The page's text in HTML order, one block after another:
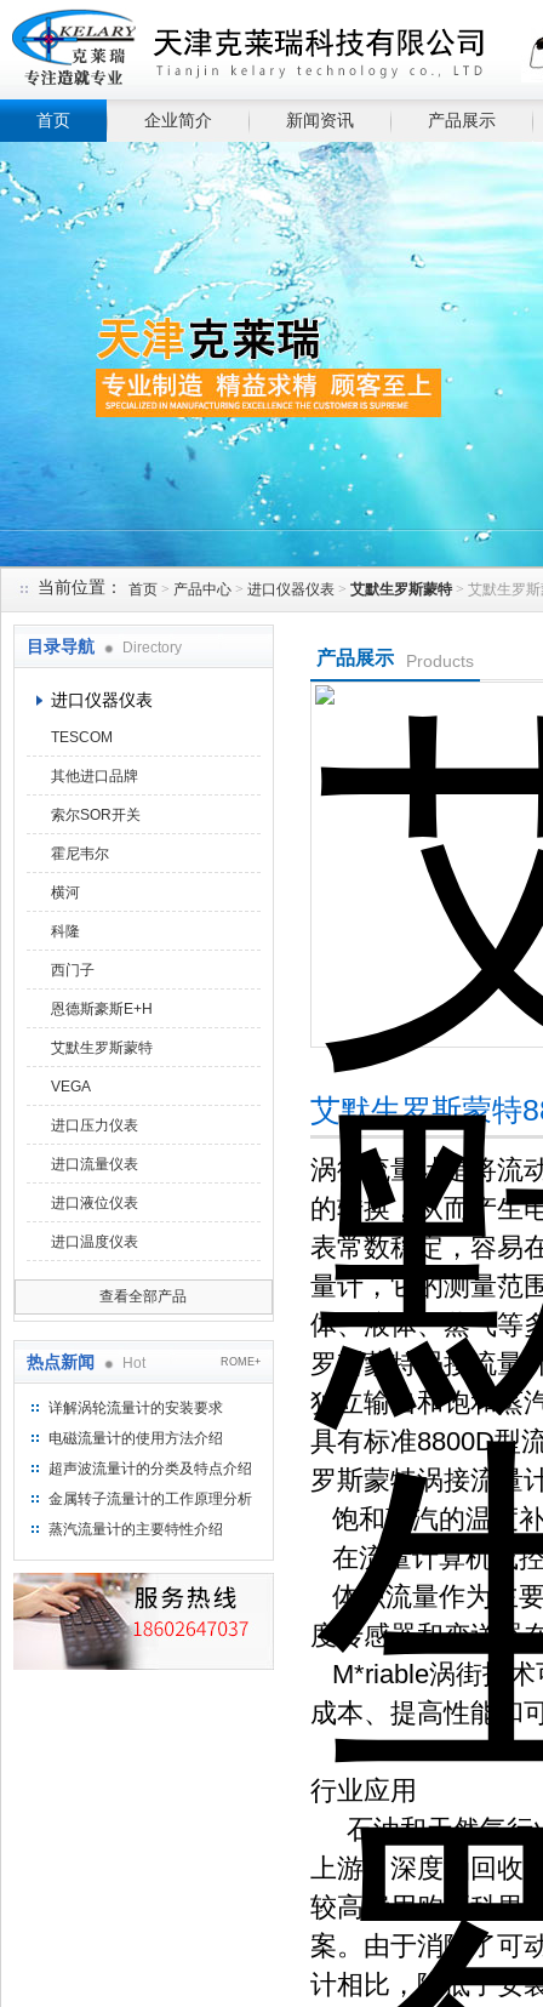
首页 企业简介 新闻资讯 产品展示
当前位置： 首页 > 产品中心 > 进口仪器仪表 > 艾默生罗斯蒙特> 艾默生罗斯
目录导航 Directory
进口仪器仪表
TESCOM
其他进口品牌
索尔SOR开关
霍尼韦尔
横河
科隆
西门子
恩德斯豪斯E+H
艾默生罗斯蒙特
VEGA
进口压力仪表
进口流量仪表
进口液位仪表
进口温度仪表
查看全部产品
热点新闻 Hot ROME+
详解涡轮流量计的安装要求
电磁流量计的使用方法介绍
超声波流量计的分类及特点介绍
金属转子流量计的工作原理分析
蒸汽流量计的主要特性介绍
产品展示 Products
艾默生罗斯蒙特
涡街流量计是将流
的转换，从而产生
表常数稳定，容易
量计，它的测量范
体、液体、蒸气等
罗斯蒙特涡接流量
独立输出和饱和蒸
具有标准8800D型
罗斯蒙特涡接流量
饱和蒸汽的温度
在流量计算机或
体积流量作为主
度传感器和变送器
M*riable涡街技术
成本、提高性能和
行业应用
石油和天然气行
上游：深度油回收
较高费用购买科里
案。由于消除了可
计相比，降低了安